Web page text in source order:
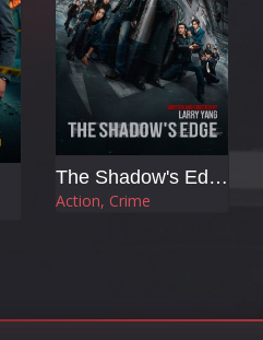
The Shadow's Edge
Action, Crime